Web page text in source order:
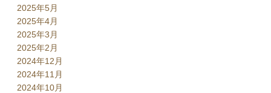
2025年5月
2025年4月
2025年3月
2025年2月
2024年12月
2024年11月
2024年10月